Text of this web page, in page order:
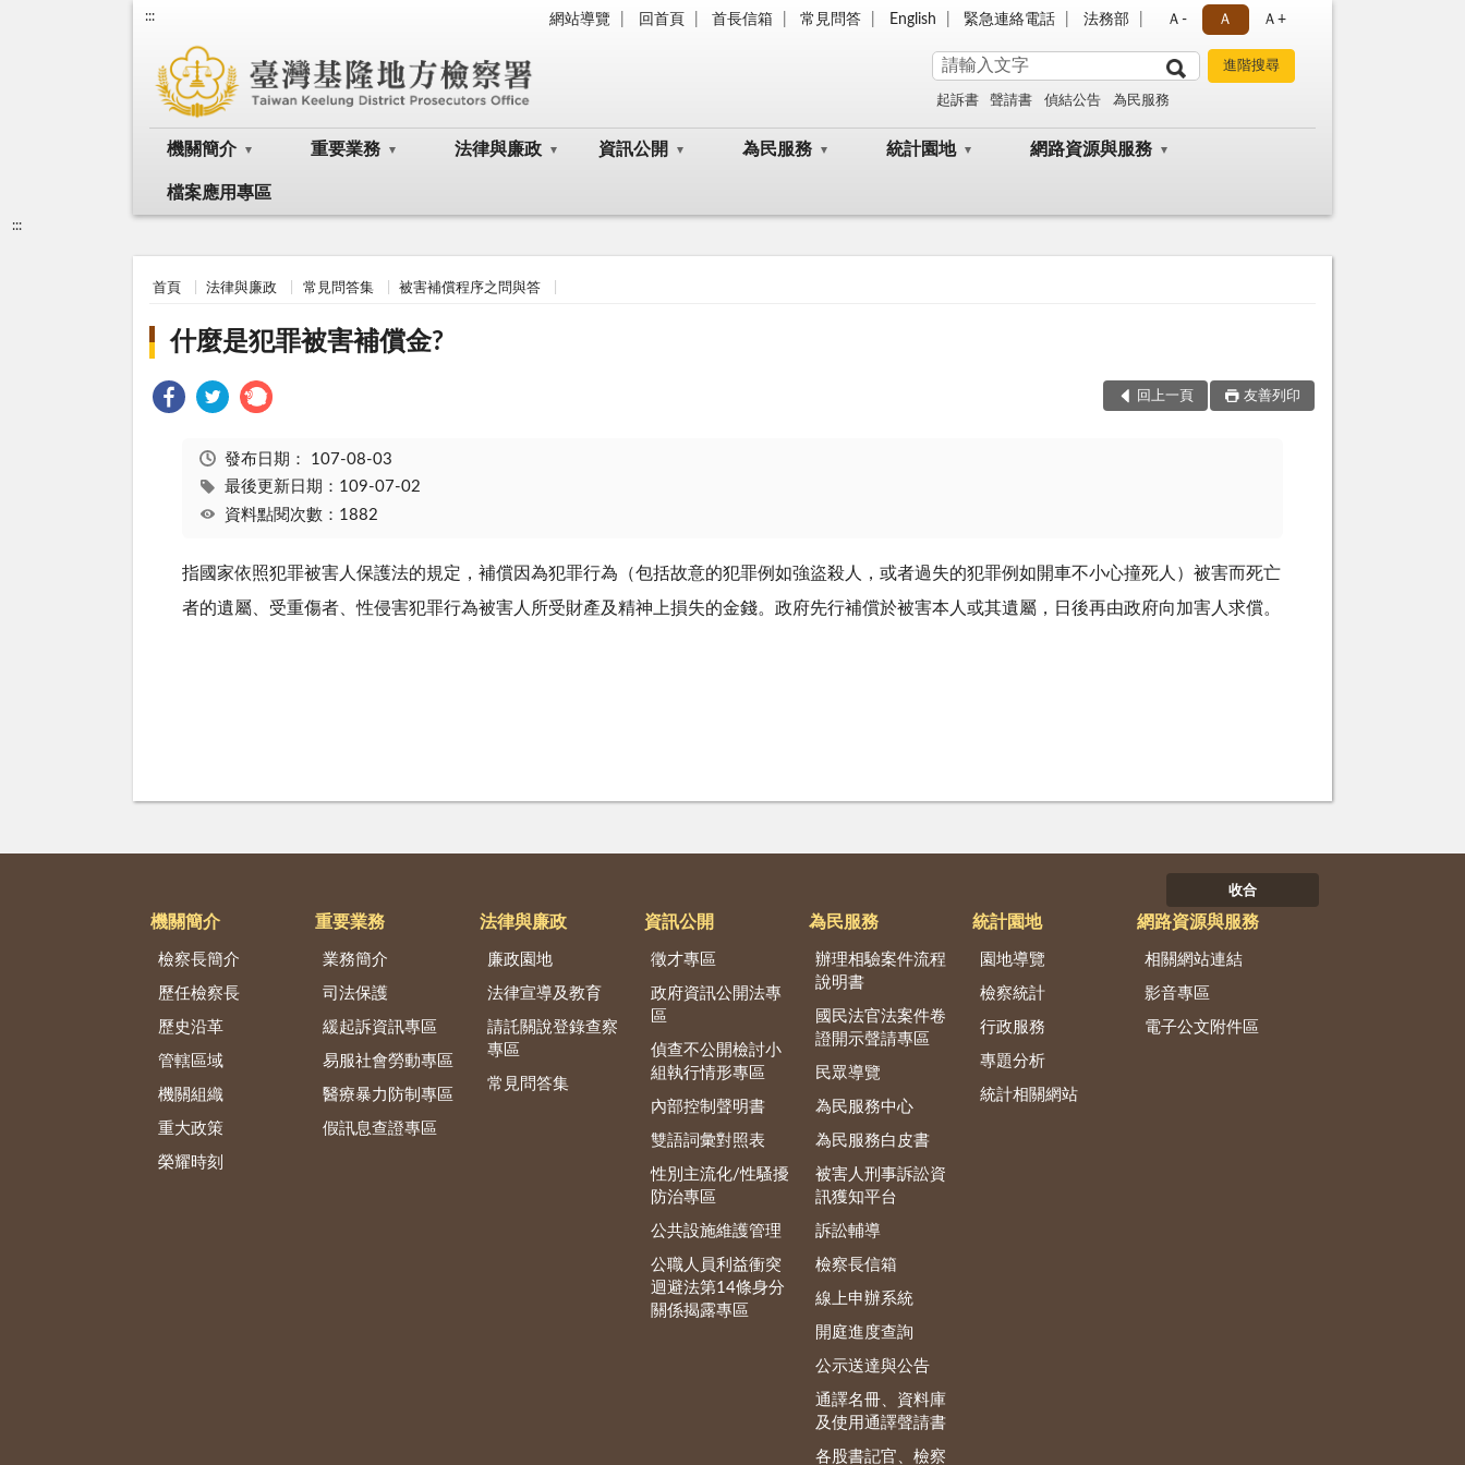
::: 網站導覽 回首頁 首長信箱 常見問答 English 緊急連絡電話 法務部 Ａ- Ａ Ａ+
起訴書 聲請書 偵結公告 為民服務
機關簡介 重要業務 法律與廉政 資訊公開 為民服務 統計園地 網路資源與服務
檔案應用專區
:::
首頁 法律與廉政 常見問答集 被害補償程序之問與答
什麼是犯罪被害補償金?
回上一頁 友善列印
發布日期： 107-08-03
最後更新日期：109-07-02
資料點閱次數：1882
指國家依照犯罪被害人保護法的規定，補償因為犯罪行為（包括故意的犯罪例如強盜殺人，或者過失的犯罪例如開車不小心撞死人）被害而死亡
者的遺屬、受重傷者、性侵害犯罪行為被害人所受財產及精神上損失的金錢。政府先行補償於被害本人或其遺屬，日後再由政府向加害人求償。
收合
機關簡介
檢察長簡介
歷任檢察長
歷史沿革
管轄區域
機關組織
重大政策
榮耀時刻
重要業務
業務簡介
司法保護
緩起訴資訊專區
易服社會勞動專區
醫療暴力防制專區
假訊息查證專區
法律與廉政
廉政園地
法律宣導及教育
請託關說登錄查察
專區
常見問答集
資訊公開
徵才專區
政府資訊公開法專
區
偵查不公開檢討小
組執行情形專區
內部控制聲明書
雙語詞彙對照表
性別主流化/性騷擾
防治專區
公共設施維護管理
公職人員利益衝突
迴避法第14條身分
關係揭露專區
為民服務
辦理相驗案件流程
說明書
國民法官法案件卷
證開示聲請專區
民眾導覽
為民服務中心
為民服務白皮書
被害人刑事訴訟資
訊獲知平台
訴訟輔導
檢察長信箱
線上申辦系統
開庭進度查詢
公示送達與公告
通譯名冊、資料庫
及使用通譯聲請書
各股書記官、檢察
統計園地
園地導覽
檢察統計
行政服務
專題分析
統計相關網站
網路資源與服務
相關網站連結
影音專區
電子公文附件區